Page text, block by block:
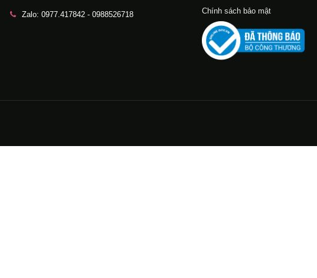
Zalo: 0977.417842 - 0988526718 Chính sách bảo mật